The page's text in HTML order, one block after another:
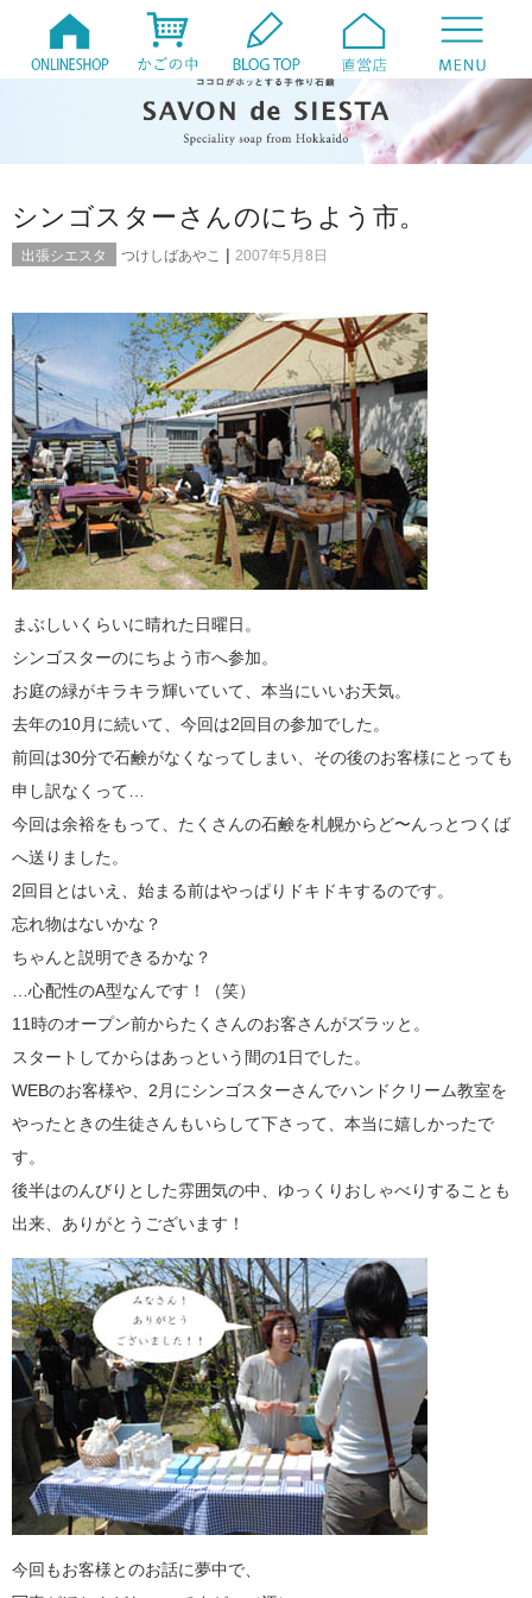
シンゴスターさんのにちよう市。
出張シエスタ つけしばあやこ | 2007年5月8日
まぶしいくらいに晴れた日曜日。
シンゴスターのにちよう市へ参加。
お庭の緑がキラキラ輝いていて、本当にいいお天気。
去年の10月に続いて、今回は2回目の参加でした。
前回は30分で石鹸がなくなってしまい、その後のお客様にとっても
申し訳なくって…
今回は余裕をもって、たくさんの石鹸を札幌からど〜んっとつくば
へ送りました。
2回目とはいえ、始まる前はやっぱりドキドキするのです。
忘れ物はないかな？
ちゃんと説明できるかな？
…心配性のA型なんです！（笑）
11時のオープン前からたくさんのお客さんがズラッと。
スタートしてからはあっという間の1日でした。
WEBのお客様や、2月にシンゴスターさんでハンドクリーム教室を
やったときの生徒さんもいらして下さって、本当に嬉しかったで
す。
後半はのんびりとした雰囲気の中、ゆっくりおしゃべりすることも
出来、ありがとうございます！
今回もお客様とのお話に夢中で、